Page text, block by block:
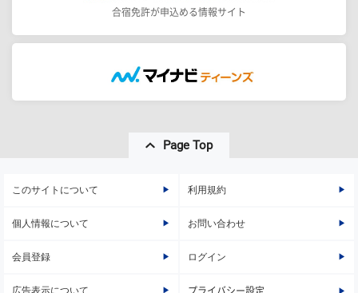
合宿免許が申込める情報サイト
Page Top
このサイトについて 利用規約
個人情報について お問い合わせ
会員登録 ログイン
プライバシー設定